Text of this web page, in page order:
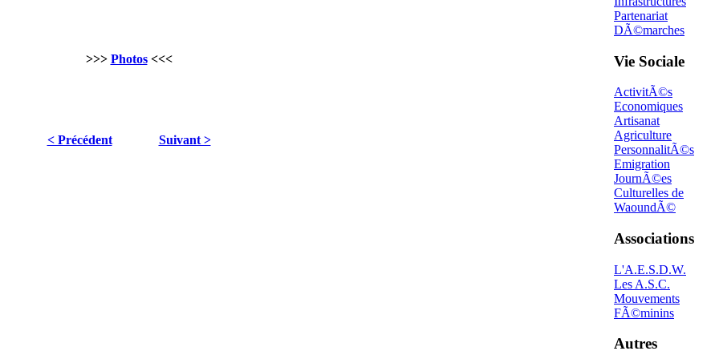
>>> Photos<<<
< Précédent
Suivant >
Partenariat
DÃ©marches
Vie Sociale
ActivitÃ©s
Economiques
Artisanat
Agriculture
PersonnalitÃ©s
Emigration
JournÃ©es
Culturelles de
WaoundÃ©
Associations
L'A.E.S.D.W.
Les A.S.C.
Mouvements
FÃ©minins
Autres